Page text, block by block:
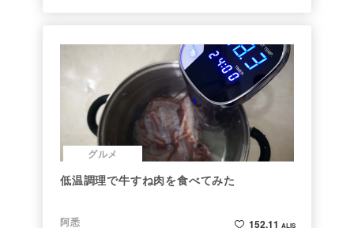
グルメ
低温調理で牛すね肉を食べてみた
阿悉
152.11 ALIS